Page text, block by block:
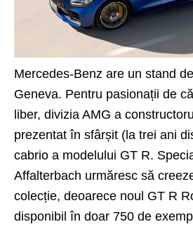
Mercedes-Benz are un stand
Geneva. Pentru pasionații de
liber, divizia AMG a
prezentat în sfârșit (la trei ani
cabrio a modelului GT R.
Affalterbach urmăresc să
colecție, deoarece noul GT R
disponibil în doar 750 de